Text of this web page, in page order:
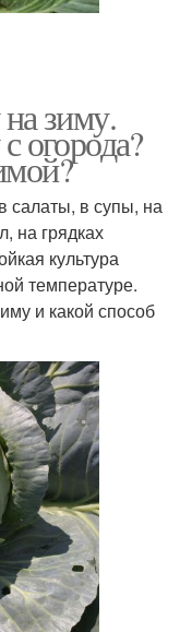
зиму.
огорода?
салаты, в супы, на
на грядках
культура
температуре.
и какой способ